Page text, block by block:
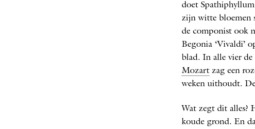
doet Spathi­phyllum
zijn witte bloemen
de componist ook
Begonia ‘Vivaldi’
blad. In alle vier de
Mozart zag een
weken uithoudt.
Wat zegt dit alles?
koude grond. En